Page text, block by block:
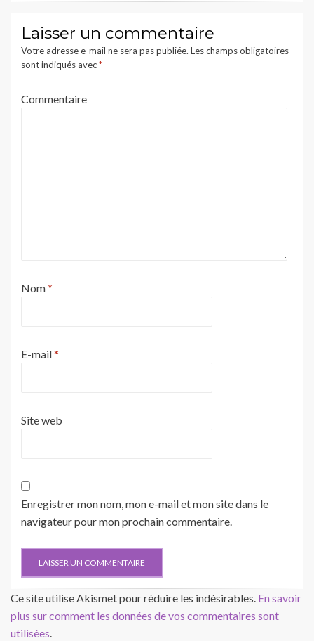
Laisser un commentaire
Votre adresse e-mail ne sera pas publiée. Les champs obligatoires
sont indiqués avec*
Commentaire
Nom*
E-mail*
Site web
Enregistrer mon nom, mon e-mail et mon site dans le
navigateur pour mon prochain commentaire.
Ce site utilise Akismet pour réduire les indésirables. En savoir
plus sur comment les données de vos commentaires sont
utilisées.